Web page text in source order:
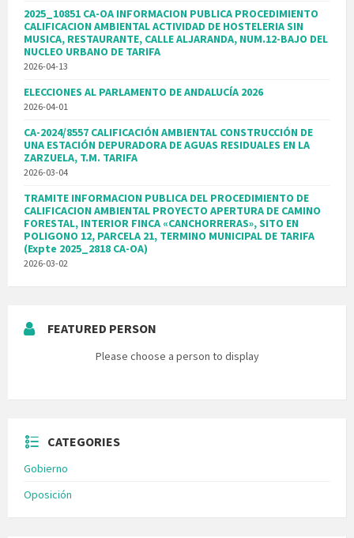
2025_10851 CA-OA INFORMACION PUBLICA PROCEDIMIENTO
CALIFICACION AMBIENTAL ACTIVIDAD DE HOSTELERIA SIN
MUSICA, RESTAURANTE, CALLE ALJARANDA, NUM.12-BAJO DEL
NUCLEO URBANO DE TARIFA
2026-04-13
ELECCIONES AL PARLAMENTO DE ANDALUCÍA 2026
2026-04-01
CA-2024/8557 CALIFICACIÓN AMBIENTAL CONSTRUCCIÓN DE
UNA ESTACIÓN DEPURADORA DE AGUAS RESIDUALES EN LA
ZARZUELA, T.M. TARIFA
2026-03-04
TRAMITE INFORMACION PUBLICA DEL PROCEDIMIENTO DE
CALIFICACION AMBIENTAL PROYECTO APERTURA DE CAMINO
FORESTAL, INTERIOR FINCA «CANCHORRERAS», SITO EN
POLIGONO 12, PARCELA 21, TERMINO MUNICIPAL DE TARIFA
(Expte 2025_2818 CA-OA)
2026-03-02
FEATURED PERSON
Please choose a person to display
CATEGORIES
Gobierno
Oposición